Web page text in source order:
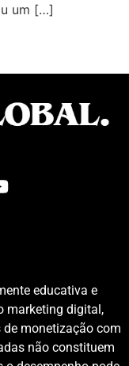
um […]
educativa e
marketing digital,
monetização com
não constituem